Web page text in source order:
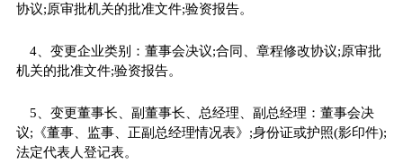
协议;原审批机关的批准文件;验资报告。
4、变更企业类别：董事会决议;合同、章程修改协议;原审批
机关的批准文件;验资报告。
5、变更董事长、副董事长、总经理、副总经理：董事会决
议;《董事、监事、正副总经理情况表》;身份证或护照(影印件);
法定代表人登记表。